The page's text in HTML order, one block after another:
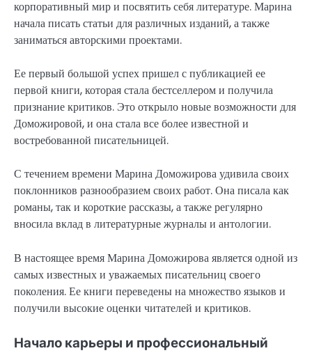
корпоративный мир и посвятить себя литературе. Марина
начала писать статьи для различных изданий, а также
заниматься авторскими проектами.
Ее первый большой успех пришел с публикацией ее
первой книги, которая стала бестселлером и получила
признание критиков. Это открыло новые возможности для
Доможировой, и она стала все более известной и
востребованной писательницей.
С течением времени Марина Доможирова удивила своих
поклонников разнообразием своих работ. Она писала как
романы, так и короткие рассказы, а также регулярно
вносила вклад в литературные журналы и антологии.
В настоящее время Марина Доможирова является одной из
самых известных и уважаемых писательниц своего
поколения. Ее книги переведены на множество языков и
получили высокие оценки читателей и критиков.
Начало карьеры и профессиональный